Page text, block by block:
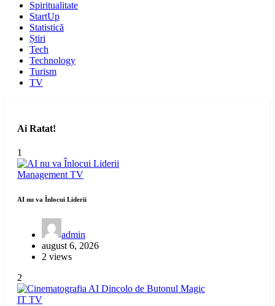
Spiritualitate
StartUp
Statistică
Știri
Tech
Technology
Turism
TV
Ai Ratat!
1
Management TV
AI nu va Înlocui Liderii
admin
august 6, 2026
2 views
2
IT TV